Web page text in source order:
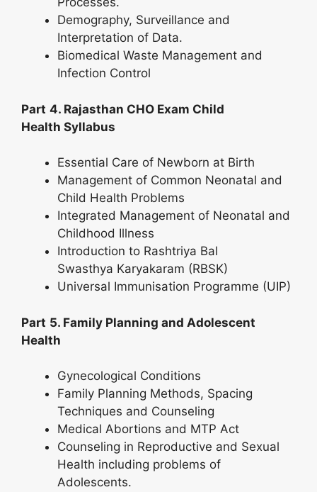
Demography, Surveillance and
Interpretation of Data.
Biomedical Waste Management and
Infection Control
Part 4. Rajasthan CHO Exam Child
Health Syllabus
Essential Care of Newborn at Birth
Management of Common Neonatal and
Child Health Problems
Integrated Management of Neonatal and
Childhood Illness
Introduction to Rashtriya Bal
Swasthya Karyakaram (RBSK)
Universal Immunisation Programme (UIP)
Part 5. Family Planning and Adolescent
Health
Gynecological Conditions
Family Planning Methods, Spacing
Techniques and Counseling
Medical Abortions and MTP Act
Counseling in Reproductive and Sexual
Health including problems of
Adolescents.